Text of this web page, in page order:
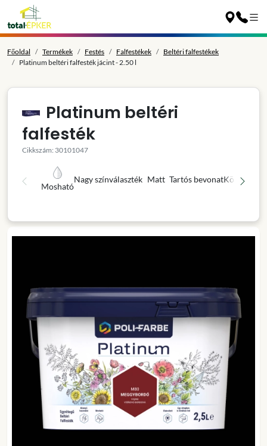
Főoldal Termékek Festés Falfestékek
Beltéri falfestékek
Platinum beltéri falfesték jácint - 2.50 l
Platinum beltéri
falfesték
Cikkszám: 30101047
Mosható
Nagy színválaszték Matt Tartós bevonatKönnyű